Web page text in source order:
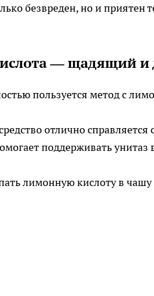
безвреден, но и приятен
— щадящий и
пользуется метод с
отлично
поддерживать унитаз
лимонную кислоту в